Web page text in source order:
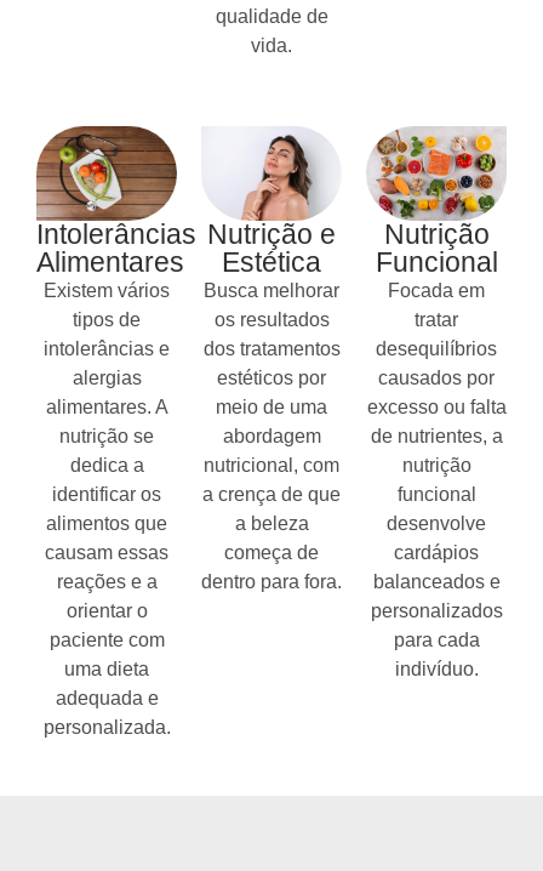
qualidade de
vida.
Intolerâncias
Alimentares
Existem vários
tipos de
intolerâncias e
alergias
alimentares. A
nutrição se
dedica a
identificar os
alimentos que
causam essas
reações e a
orientar o
paciente com
uma dieta
adequada e
personalizada.
Nutrição e
Estética
Busca melhorar
os resultados
dos tratamentos
estéticos por
meio de uma
abordagem
nutricional, com
a crença de que
a beleza
começa de
dentro para fora.
Nutrição
Funcional
Focada em
tratar
desequilíbrios
causados por
excesso ou falta
de nutrientes, a
nutrição
funcional
desenvolve
cardápios
balanceados e
personalizados
para cada
indivíduo.